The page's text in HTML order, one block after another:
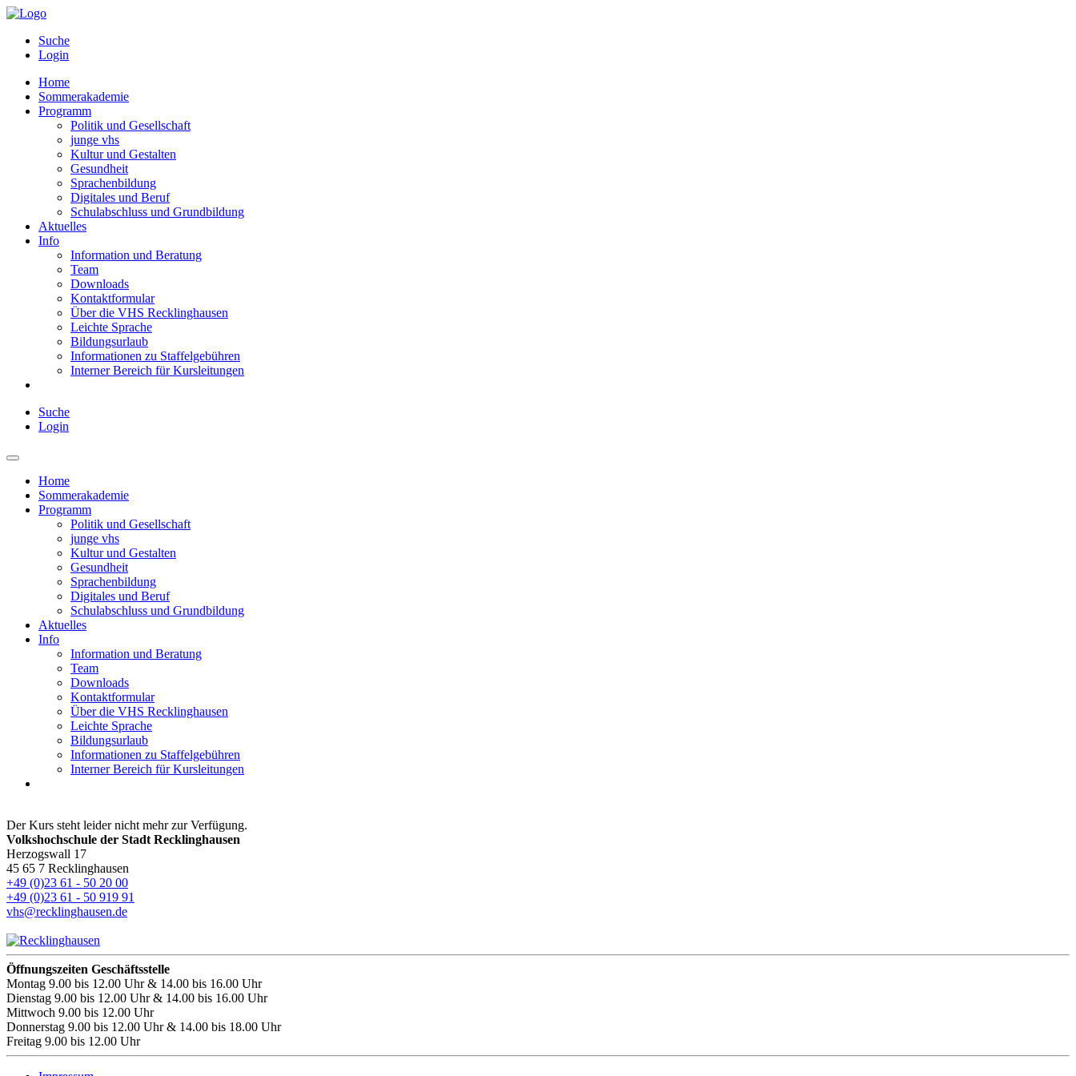
Suche
Login
Home
Sommerakademie
Programm
Politik und Gesellschaft
junge vhs
Kultur und Gestalten
Gesundheit
Sprachenbildung
Digitales und Beruf
Schulabschluss und Grundbildung
Aktuelles
Info
Information und Beratung
Team
Downloads
Kontaktformular
Über die VHS Recklinghausen
Leichte Sprache
Bildungsurlaub
Informationen zu Staffelgebühren
Interner Bereich für Kursleitungen
Suche
Login
Home
Sommerakademie
Programm
Politik und Gesellschaft
junge vhs
Kultur und Gestalten
Gesundheit
Sprachenbildung
Digitales und Beruf
Schulabschluss und Grundbildung
Aktuelles
Info
Information und Beratung
Team
Downloads
Kontaktformular
Über die VHS Recklinghausen
Leichte Sprache
Bildungsurlaub
Informationen zu Staffelgebühren
Interner Bereich für Kursleitungen
Der Kurs steht leider nicht mehr zur Verfügung.
Volkshochschule der Stadt Recklinghausen
Herzogswall 17
45 65 7 Recklinghausen
+49 (0)23 61 - 50 20 00
+49 (0)23 61 - 50 919 91
vhs@recklinghausen.de
Öffnungszeiten Geschäftsstelle
Montag 9.00 bis 12.00 Uhr & 14.00 bis 16.00 Uhr
Dienstag 9.00 bis 12.00 Uhr & 14.00 bis 16.00 Uhr
Mittwoch 9.00 bis 12.00 Uhr
Donnerstag 9.00 bis 12.00 Uhr & 14.00 bis 18.00 Uhr
Freitag 9.00 bis 12.00 Uhr